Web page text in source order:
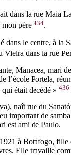
dans la rue Maia
mon père 434.
dans le centre, à la
Vieira dans la rue
Manacea, mari
l’école Portela,
était décédé » 436
naît rue du
important de
est ami de Paulo.
à Botafogo, fille
Elle travaille